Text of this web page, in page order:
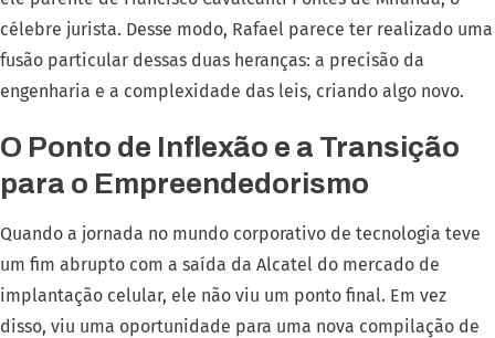
célebre jurista. Desse modo, Rafael parece ter realizado uma
fusão particular dessas duas heranças: a precisão da
engenharia e a complexidade das leis, criando algo novo.
O Ponto de Inflexão e a Transição
para o Empreendedorismo
Quando a jornada no mundo corporativo de tecnologia teve
um fim abrupto com a saída da Alcatel do mercado de
implantação celular, ele não viu um ponto final. Em vez
disso, viu uma oportunidade para uma nova compilação de